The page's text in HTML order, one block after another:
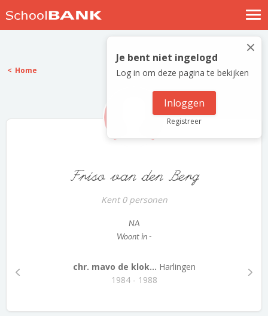
Nostalgische verhalen
Log in
Meld je gratis aan
×
Je bent niet ingelogd
Log in om deze pagina te bekijken
Inloggen
Registreer
Home
Friso van den Berg
Kent 0 personen
NA
Woont in -
chr. mavo de klok... Harlingen
1984 - 1988